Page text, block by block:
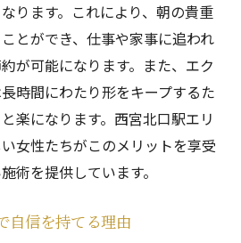
ります。これにより、朝の貴重
とができ、仕事や家事に追われ
が可能になります。また、エク
時間にわたり形をキープするた
楽になります。西宮北口駅エリ
女性たちがこのメリットを享受
術を提供しています。
自信を持てる理由